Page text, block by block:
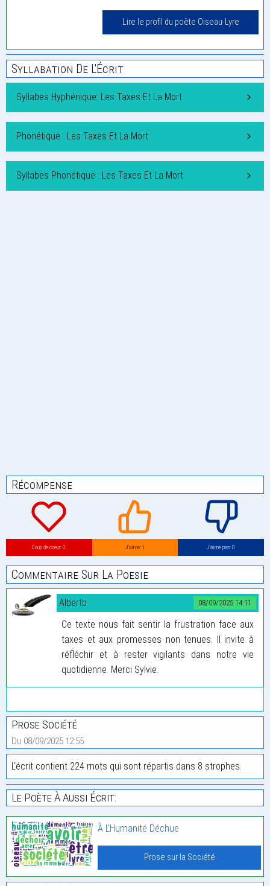
Lire le profil du poète Oiseau-Lyre
Syllabation De L'Écrit
Syllabes Hyphénique: Les Taxes Et La Mort
Phonétique : Les Taxes Et La Mort
Syllabes Phonétique : Les Taxes Et La Mort
Récompense
Coup de coeur: 0 J’aime: 1 J’aime pas: 0
Commentaire Sur La Poesie
08/09/2025 14:11
Albertb
Ce texte nous fait sentir la frustration face aux
taxes et aux promesses non tenues. Il invite à
réfléchir et à rester vigilants dans notre vie
quotidienne. Merci Sylvie.
Prose Société
Du 08/09/2025 12:55
L'écrit contient 224 mots qui sont répartis dans 8 strophes.
Le Poète À Aussi Écrit:
À L’Humanité Déchue
Prose sur la Société